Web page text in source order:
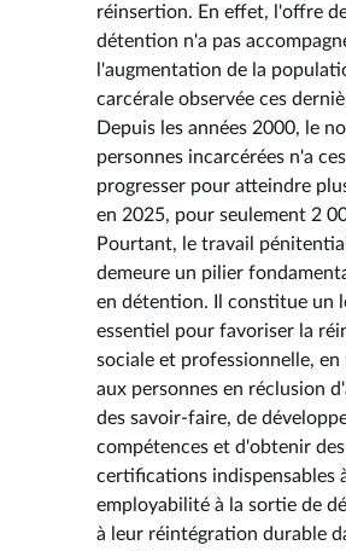
réinsertion. En effet, l'offre
détention n'a pas
l'augmentation de la
carcérale observée ces
Depuis les années 2000, le
personnes incarcérées n'a
progresser pour atteindre
en 2025, pour seulement 2
Pourtant, le travail
demeure un pilier
en détention. Il constitue un
essentiel pour favoriser la
sociale et professionnelle,
aux personnes en réclusion
des savoir-faire, de
compétences et d'obtenir des
certifications indispensables
employabilité à la sortie de
à leur réintégration durable